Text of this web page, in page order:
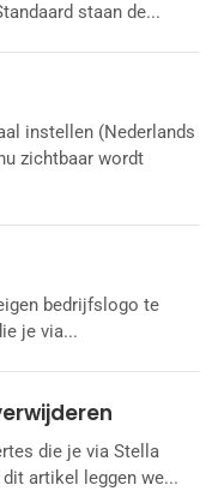
staan de...
instellen (Nederlands
zichtbaar wordt
bedrijfslogo te
je via...
die je via Stella
artikel leggen we...